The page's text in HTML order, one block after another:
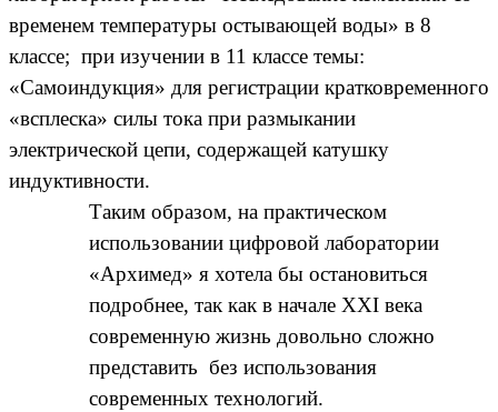
временем температуры остывающей воды» в 8
классе; при изучении в 11 классе темы:
«Самоиндукция» для регистрации кратковременного
«всплеска» силы тока при размыкании
электрической цепи, содержащей катушку
индуктивности.
Таким образом, на практическом
использовании цифровой лаборатории
«Архимед» я хотела бы остановиться
подробнее, так как в начале XXI века
современную жизнь довольно сложно
представить без использования
современных технологий.